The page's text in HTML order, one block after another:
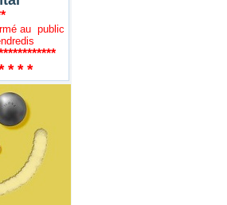
au public
* * *